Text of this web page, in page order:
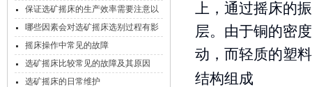
分开
保证选矿摇床的生产效率需要注意以
下几点
哪些因素会对选矿摇床选别过程有影
响
摇床操作中常见的故障
选矿摇床比较常见的故障及其原因
选矿摇床的日常维护
上，通过摇床的
层。由于铜的密
动，而轻质的塑
结构组成